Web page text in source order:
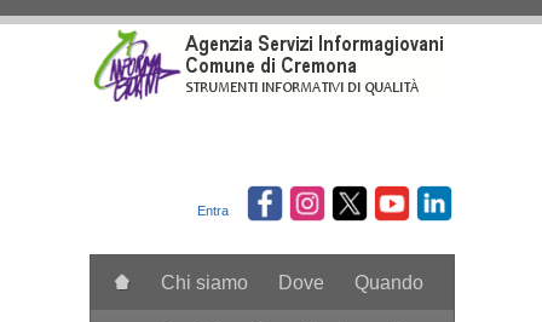
Entra
Chi siamo Dove Quando